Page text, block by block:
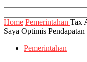
Home Pemerintahan Tax
Saya Optimis
Pemerintahan